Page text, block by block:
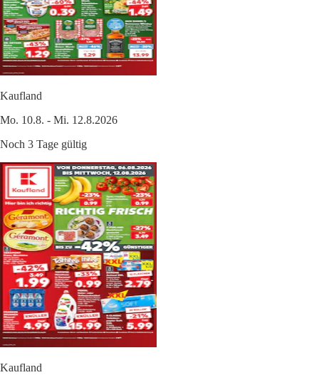
Kaufland
Mo. 10.8. - Mi. 12.8.2026
Noch 3 Tage gültig
Kaufland